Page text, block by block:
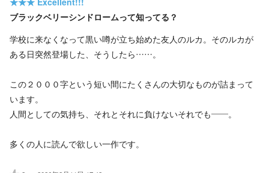
ブラックベリーシンドロームって知ってる？
学校に来なくなって黒い噂が立ち始めた友人のルカ。そのルカが
ある日突然登場した、そうしたら……。
この２０００字という短い間にたくさんの大切なものが詰まって
います。
人間としての気持ち、それとそれに負けないそれでも——。
多くの人に読んで欲しい一作です。